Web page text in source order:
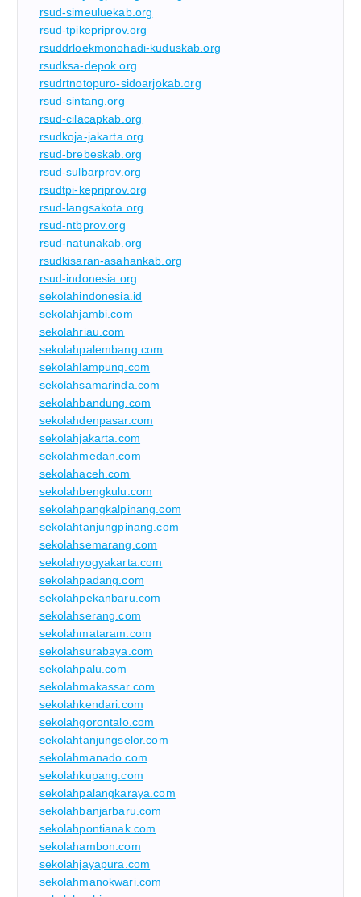
rsud-simeuluekab.org
rsud-tpikepriprov.org
rsuddrloekmonohadi-kuduskab.org
rsudksa-depok.org
rsudrtnotopuro-sidoarjokab.org
rsud-sintang.org
rsud-cilacapkab.org
rsudkoja-jakarta.org
rsud-brebeskab.org
rsud-sulbarprov.org
rsudtpi-kepriprov.org
rsud-langsakota.org
rsud-ntbprov.org
rsud-natunakab.org
rsudkisaran-asahankab.org
rsud-indonesia.org
sekolahindonesia.id
sekolahjambi.com
sekolahriau.com
sekolahpalembang.com
sekolahlampung.com
sekolahsamarinda.com
sekolahbandung.com
sekolahdenpasar.com
sekolahjakarta.com
sekolahmedan.com
sekolahaceh.com
sekolahbengkulu.com
sekolahpangkalpinang.com
sekolahtanjungpinang.com
sekolahsemarang.com
sekolahyogyakarta.com
sekolahpadang.com
sekolahpekanbaru.com
sekolahserang.com
sekolahmataram.com
sekolahsurabaya.com
sekolahpalu.com
sekolahmakassar.com
sekolahkendari.com
sekolahgorontalo.com
sekolahtanjungselor.com
sekolahmanado.com
sekolahkupang.com
sekolahpalangkaraya.com
sekolahbanjarbaru.com
sekolahpontianak.com
sekolahambon.com
sekolahjayapura.com
sekolahmanokwari.com